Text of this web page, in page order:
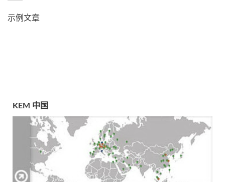
示例文章
KEM 中国